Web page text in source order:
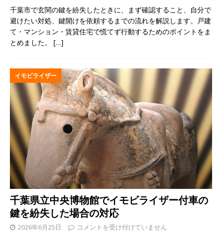
千葉市で玄関の鍵を紛失したときに、まず確認すること、自分で
避けたい対処、鍵開けを依頼するまでの流れを解説します。戸建
て・マンション・賃貸住宅で慌てず行動するためのポイントをま
とめました。 […]
イモビライザー
千葉県立中央博物館でイモビライザー付車の
鍵を紛失した場合の対応
2026年6月25日 コメントを受け付けていません